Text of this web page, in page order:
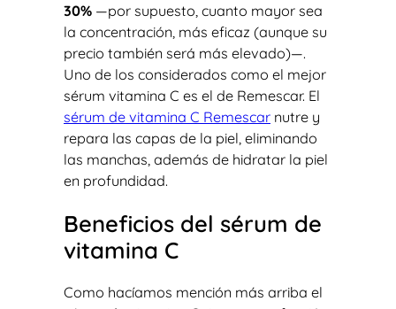
30% —por supuesto, cuanto mayor sea
la concentración, más eficaz (aunque su
precio también será más elevado)—.
Uno de los considerados como el mejor
sérum vitamina C es el de Remescar. El
sérum de vitamina C Remescar nutre y
repara las capas de la piel, eliminando
las manchas, además de hidratar la piel
en profundidad.
Beneficios del sérum de
vitamina C
Como hacíamos mención más arriba el